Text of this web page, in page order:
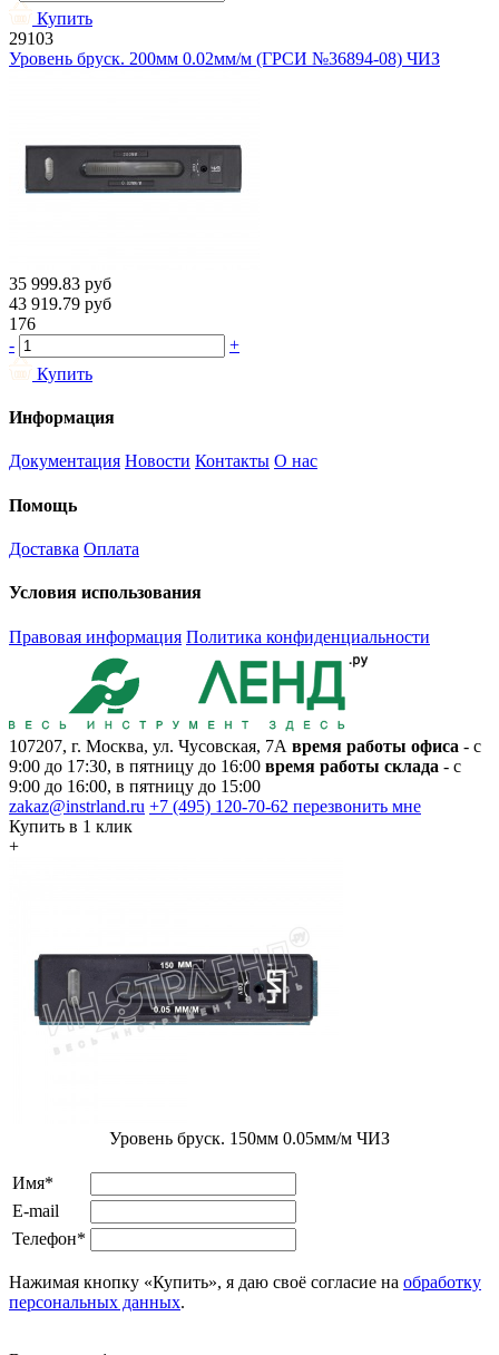
Купить
29103
Уровень бруск. 200мм 0.02мм/м (ГРСИ №36894-08) ЧИЗ
35 999.83 руб
43 919.79 руб
176
-
+
Купить
Информация
Документация Новости Контакты О нас
Помощь
Доставка Оплата
Условия использования
Правовая информация Политика конфиденциальности
107207, г. Москва, ул. Чусовская, 7А время работы офиса - с
9:00 до 17:30, в пятницу до 16:00 время работы склада - с
9:00 до 16:00, в пятницу до 15:00
zakaz@instrland.ru +7 (495) 120-70-62 перезвонить мне
Купить в 1 клик
+
Уровень бруск. 150мм 0.05мм/м ЧИЗ
Имя*
E-mail
Телефон*
Нажимая кнопку «Купить», я даю своё согласие на обработку
персональных данных.